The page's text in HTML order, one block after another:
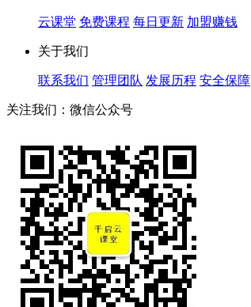
云课堂 免费课程 每日更新 加盟赚钱
关于我们
联系我们 管理团队 发展历程 安全保障
关注我们：微信公众号